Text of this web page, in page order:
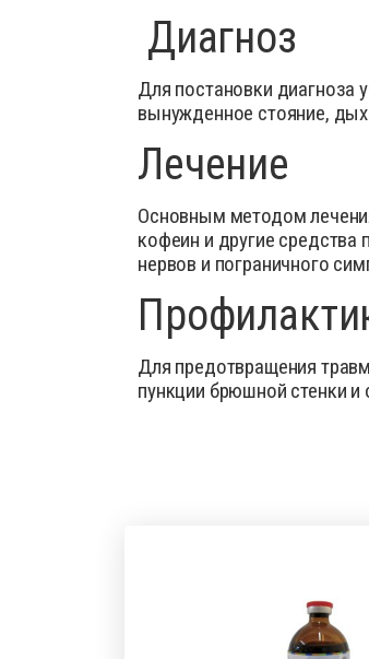
Диагноз
Для постановки диагноза
вынужденное стояние,
Лечение
Основным методом
кофеин и другие средства
нервов и пограничного
Для предотвращения
пункции брюшной стенки и